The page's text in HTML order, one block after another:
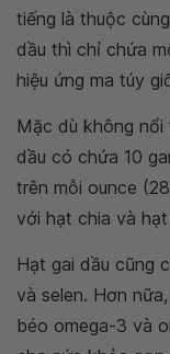
tiếng là thuộc
dầu thì chỉ chứa
hiệu ứng ma túy
Mặc dù không
dầu có chứa 10
trên mỗi ounce
với hạt chia và hạt
Hạt gai dầu cũng
và selen. Hơn
béo omega-3 và